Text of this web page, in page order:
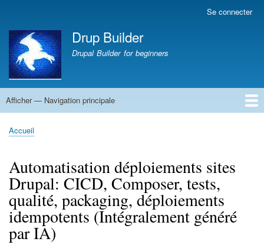
contenu
principal
du
compte
de
l'utilisateur
Se connecter
Drup Builder
Drupal Builder for beginners
Navigation
Afficher — Navigation principale
Accueil
CV PAMBRUN Jean-Marc
La une du monde : Sciences
La une du monde
Abbaye de Solesmes
Fil
Accueil
Automatisation déploiements sites
Drupal: CICD, Composer, tests,
qualité, packaging, déploiements
idempotents (Intégralement généré
par IA)